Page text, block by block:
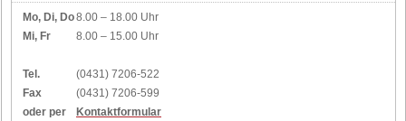
Mo, Di, Do8.00 – 18.00 Uhr
Mi, Fr
8.00 – 15.00 Uhr
Tel.
(0431) 7206-522
Fax
(0431) 7206-599
oder per
Kontaktformular